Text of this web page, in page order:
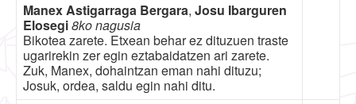
Manex Astigarraga Bergara, Josu Ibarguren
Elosegi8ko nagusia
Bikotea zarete. Etxean behar ez dituzuen traste
ugarirekin zer egin eztabaidatzen ari zarete.
Zuk, Manex, dohaintzan eman nahi dituzu;
Josuk, ordea, saldu egin nahi ditu.